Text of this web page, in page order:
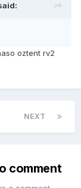
oztent rv2
NEXT
comment